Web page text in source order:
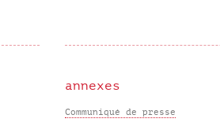
annexes
Communiqué de presse